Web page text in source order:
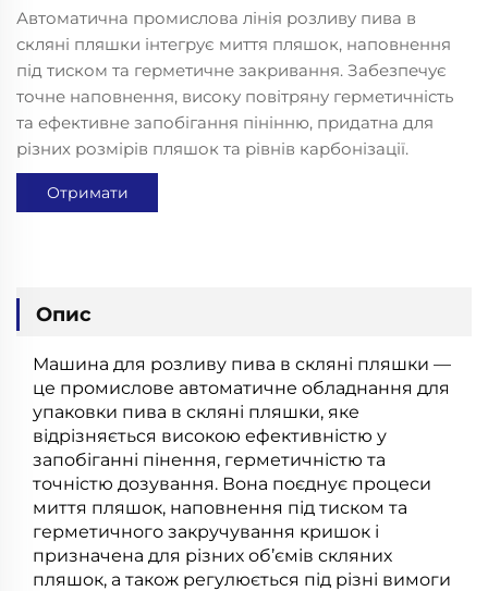
Автоматична промислова лінія розливу пива в
скляні пляшки інтегрує миття пляшок, наповнення
під тиском та герметичне закривання. Забезпечує
точне наповнення, високу повітряну герметичність
та ефективне запобігання пінінню, придатна для
різних розмірів пляшок та рівнів карбонізації.
Отримати
Опис
Машина для розливу пива в скляні пляшки —
це промислове автоматичне обладнання для
упаковки пива в скляні пляшки, яке
відрізняється високою ефективністю у
запобіганні пінення, герметичністю та
точністю дозування. Вона поєднує процеси
миття пляшок, наповнення під тиском та
герметичного закручування кришок і
призначена для різних об’ємів скляних
пляшок, а також регулюється під різні вимоги